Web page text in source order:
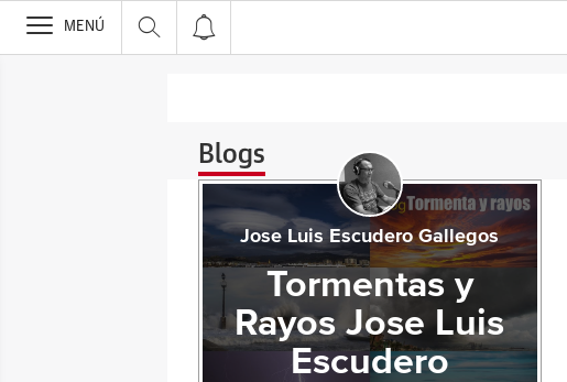
>
MENÚ
Blogs
Jose Luis Escudero Gallegos
Tormentas y
Rayos Jose Luis
Escudero